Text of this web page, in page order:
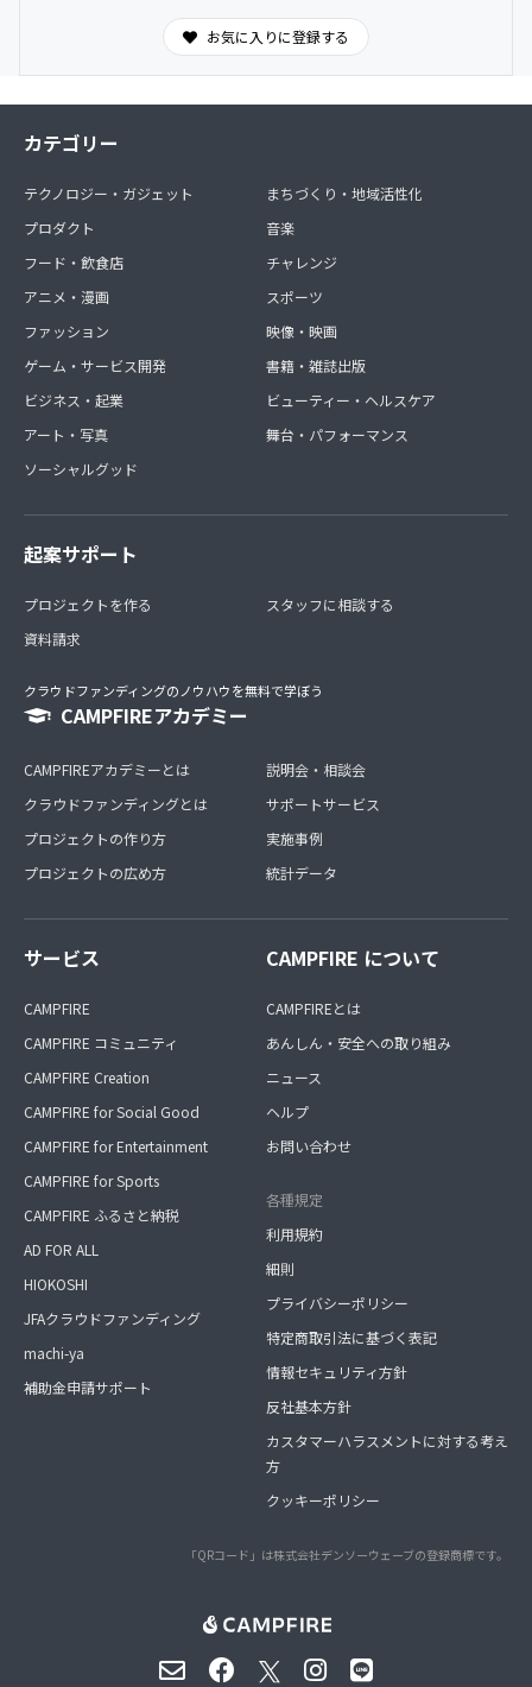
お気に入りに登録する
カテゴリー
テクノロジー・ガジェット
プロダクト
フード・飲食店
アニメ・漫画
ファッション
ゲーム・サービス開発
ビジネス・起業
アート・写真
ソーシャルグッド
まちづくり・地域活性化
音楽
チャレンジ
スポーツ
映像・映画
書籍・雑誌出版
ビューティー・ヘルスケア
舞台・パフォーマンス
起案サポート
プロジェクトを作る
資料請求
スタッフに相談する
クラウドファンディングのノウハウを無料で学ぼう
CAMPFIREアカデミー
CAMPFIREアカデミーとは
クラウドファンディングとは
プロジェクトの作り方
プロジェクトの広め方
説明会・相談会
サポートサービス
実施事例
統計データ
サービス
CAMPFIRE
CAMPFIRE コミュニティ
CAMPFIRE Creation
CAMPFIRE for Social Good
CAMPFIRE for Entertainment
CAMPFIRE for Sports
CAMPFIRE ふるさと納税
AD FOR ALL
HIOKOSHI
JFAクラウドファンディング
machi-ya
補助金申請サポート
CAMPFIRE について
CAMPFIREとは
あんしん・安全への取り組み
ニュース
ヘルプ
お問い合わせ
各種規定
利用規約
細則
プライバシーポリシー
特定商取引法に基づく表記
情報セキュリティ方針
反社基本方針
カスタマーハラスメントに対する考え
方
クッキーポリシー
「QRコード」は株式会社デンソーウェーブの登録商標です。